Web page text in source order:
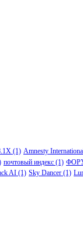
(1) Amnesty
почтовый индекс (1)
AI (1) Sky Dancer (1)